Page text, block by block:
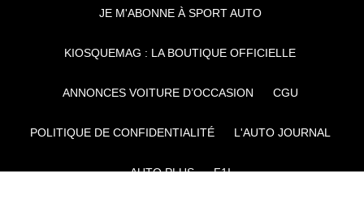
JE M'ABONNE À SPORT AUTO
KIOSQUEMAG : LA BOUTIQUE OFFICIELLE
ANNONCES VOITURE D’OCCASION CGU
POLITIQUE DE CONFIDENTIALITÉ L'AUTO JOURNAL
AUTO PLUS F1I